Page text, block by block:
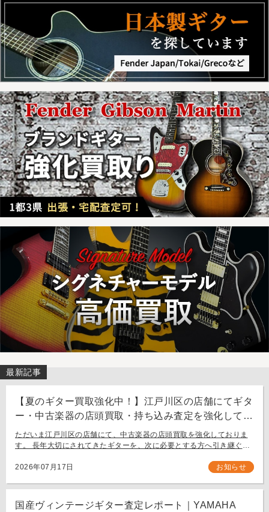
最新記事
【夏のギター買取強化中！】江戸川区の店舗にてギタ
ー・中古楽器の店頭買取・持ち込み査定を強化してお
ります。
ただいま江戸川区の店舗にて、中古楽器の店頭買取を強化しておりま
す。 長年大切にされてきたギターを、次に必要とする方へ引き継ぐお
ち込み査定も大歓迎です。
2026年07月17日 お知らせ
国産ヴィンテージギター査定レポート｜YAMAHA